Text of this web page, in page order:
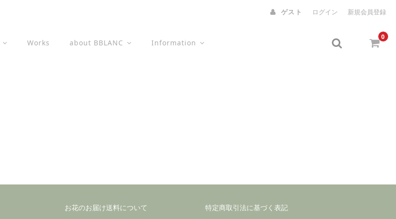
ゲスト ログイン 新規会員登録
0
Works about BBLANC Information
お花のお届け送料について
特定商取引法に基づく表記